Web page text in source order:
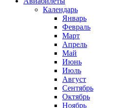
Календарь
Январь
Февраль
Март
Апрель
Май
Июнь
Июль
Август
Сентябрь
Октябрь
Ноябрь